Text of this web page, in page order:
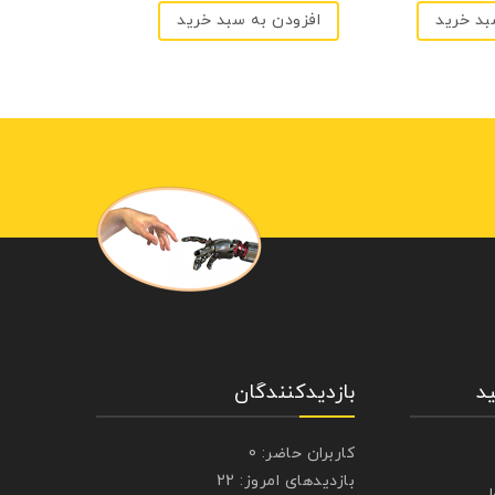
افزودن به سبد خرید خرید
بازدیدکنندگان
کاربران حاضر: 0
بازدیدهای امروز: 22